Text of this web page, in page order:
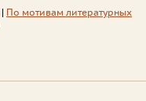
По мотивам литературных